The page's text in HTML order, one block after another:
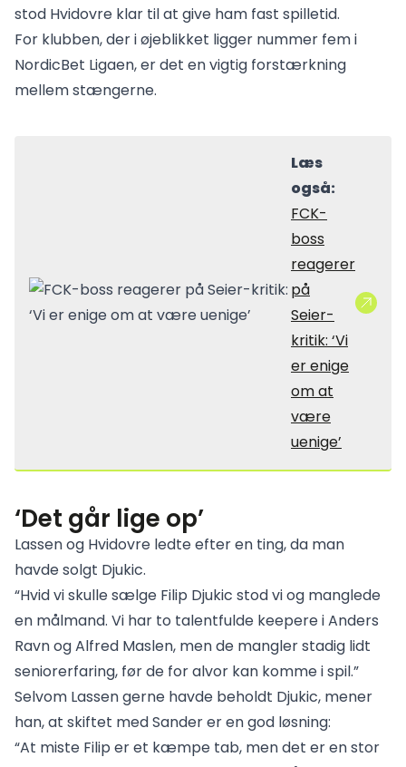
stod Hvidovre klar til at give ham fast spilletid.
For klubben, der i øjeblikket ligger nummer fem i
NordicBet Ligaen, er det en vigtig forstærkning
mellem stængerne.
Læs
også:
FCK-
boss
reagerer
på
Seier-
kritik: ‘Vi
er enige
om at
være
uenige’
‘Det går lige op’
Lassen og Hvidovre ledte efter en ting, da man
havde solgt Djukic.
“Hvid vi skulle sælge Filip Djukic stod vi og manglede
en målmand. Vi har to talentfulde keepere i Anders
Ravn og Alfred Maslen, men de mangler stadig lidt
seniorerfaring, før de for alvor kan komme i spil.”
Selvom Lassen gerne havde beholdt Djukic, mener
han, at skiftet med Sander er en god løsning:
“At miste Filip er et kæmpe tab, men det er en stor